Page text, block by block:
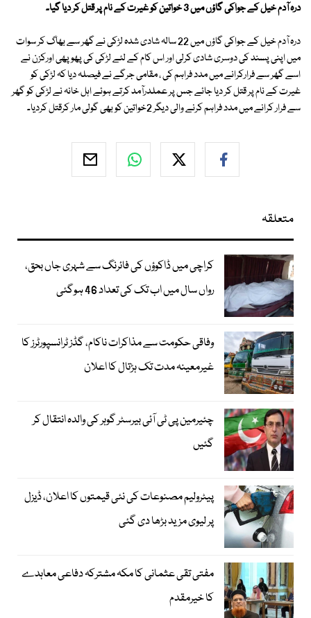
درہ آدم خیل کے جواکی گاؤں میں 3 خواتین کو غیرت کے نام پر قتل کر دیا گیا۔
درہ آدم خیل کے جواکی گاؤں میں 22 سالہ شادی شدہ لڑکی نے گھر سے بھاگ کر سوات
میں اپنی پسند کی دوسری شادی کرلی اور اس کام کے لئے لڑکی کی پھوپھی اورکزن نے
اسے گھر سے فرارکرانے میں مدد فراہم کی ، مقامی جرگے نے فیصلہ دیا کہ لڑکی کو
غیرت کے نام پر قتل کر دیا جائے جس پر عملدرآمد کرتے ہوئے اہل خانہ نے لڑکی کو گھر
سے فرار کرانے میں مدد فراہم کرنے والی دیگر 2خواتین کو بھی گولی مار کرقتل کردیا۔
متعلقہ
کراچی میں ڈاکوؤں کی فائرنگ سے شہری جاں بحق،
رواں سال میں اب تک کی تعداد 46 ہوگئی
وفاقی حکومت سے مذاکرات ناکام، گڈز ٹرانسپورٹرز کا
غیرمعینہ مدت تک ہڑتال کا اعلان
چئیرمین پی ٹی آئی بیرسٹر گوہر کی والدہ انتقال کر
گئیں
پیٹرولیم مصنوعات کی نئی قیمتوں کا اعلان، ڈیزل
پر لیوی مزید بڑھا دی گئی
مفتی تقی عثمانی کا مکہ مشترکہ دفاعی معاہدے
کا خیرمقدم